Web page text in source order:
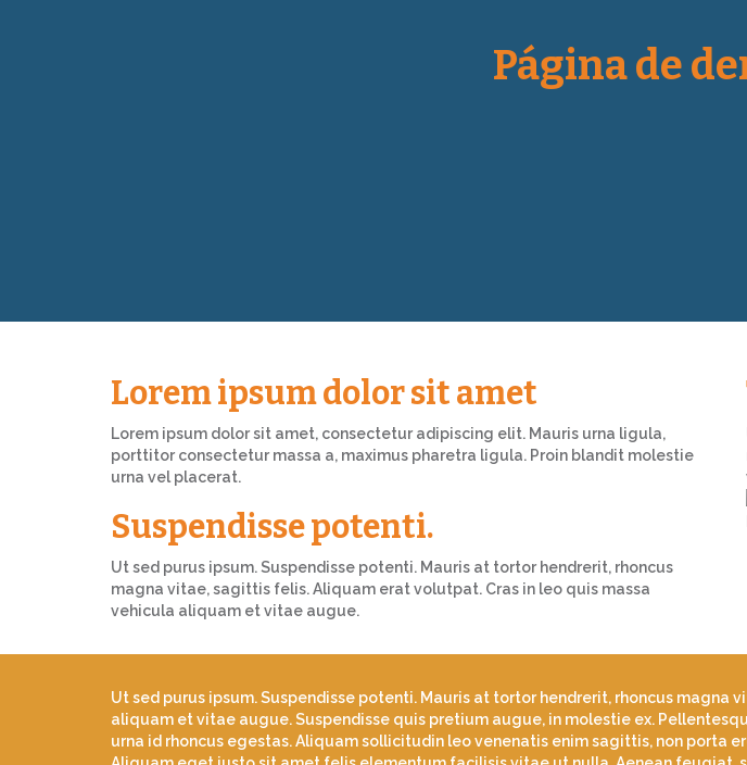
Página de
Lorem ipsum dolor sit amet
Lorem ipsum dolor sit amet, consectetur adipiscing elit. Mauris urna ligula,
porttitor consectetur massa a, maximus pharetra ligula. Proin blandit molestie
urna vel placerat.
Suspendisse potenti.
Ut sed purus ipsum. Suspendisse potenti. Mauris at tortor hendrerit, rhoncus
magna vitae, sagittis felis. Aliquam erat volutpat. Cras in leo quis massa
vehicula aliquam et vitae augue.
Ut sed purus ipsum. Suspendisse potenti. Mauris at tortor hendrerit, rhoncus
aliquam et vitae augue. Suspendisse quis pretium augue, in molestie ex.
urna id rhoncus egestas. Aliquam sollicitudin leo venenatis enim sagittis, non porta